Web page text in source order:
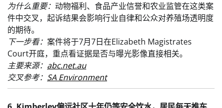
为什么重要： 动物福利、食品产业信誉和农业监管在这类案
件中交叉，起诉结果会影响行业自律和公众对养殖场透明度
的期待。
下一步看： 案件将于7月7日在Elizabeth Magistrates
Court开庭，重点看证据是否与曝光影像直接相关。
主要来源： abc.net.au
交叉参考： SA Environment